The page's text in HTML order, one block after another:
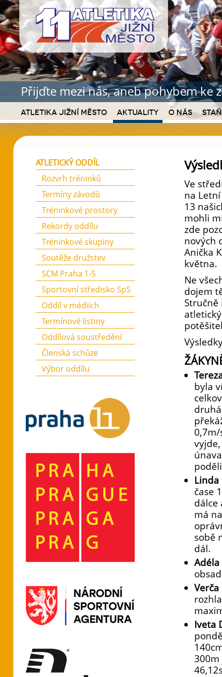
Přijďte mezi nás, aneb pohybem ke
Atletika Jižní Město Aktuality O nás
Ve
na
13
mohli
zde
nových
Anička
května.
Ne
dojem
byla
Linda
čase
dálce
má
sobě
dál.
Adéla
Verča
Iveta
300m
ATLETICKÝ ODDÍL
Rozvrh tréninků
Termíny závodů
Tréninkové prostory
Rekordy oddílu
Tréninkové skupiny
Soutěže družstev
SCM Praha 1-5
Sportovní středisko SpS
Oddíl v médiích
Termínové listiny
Oddílová soustředění
Členská schůze
Výbor oddílu